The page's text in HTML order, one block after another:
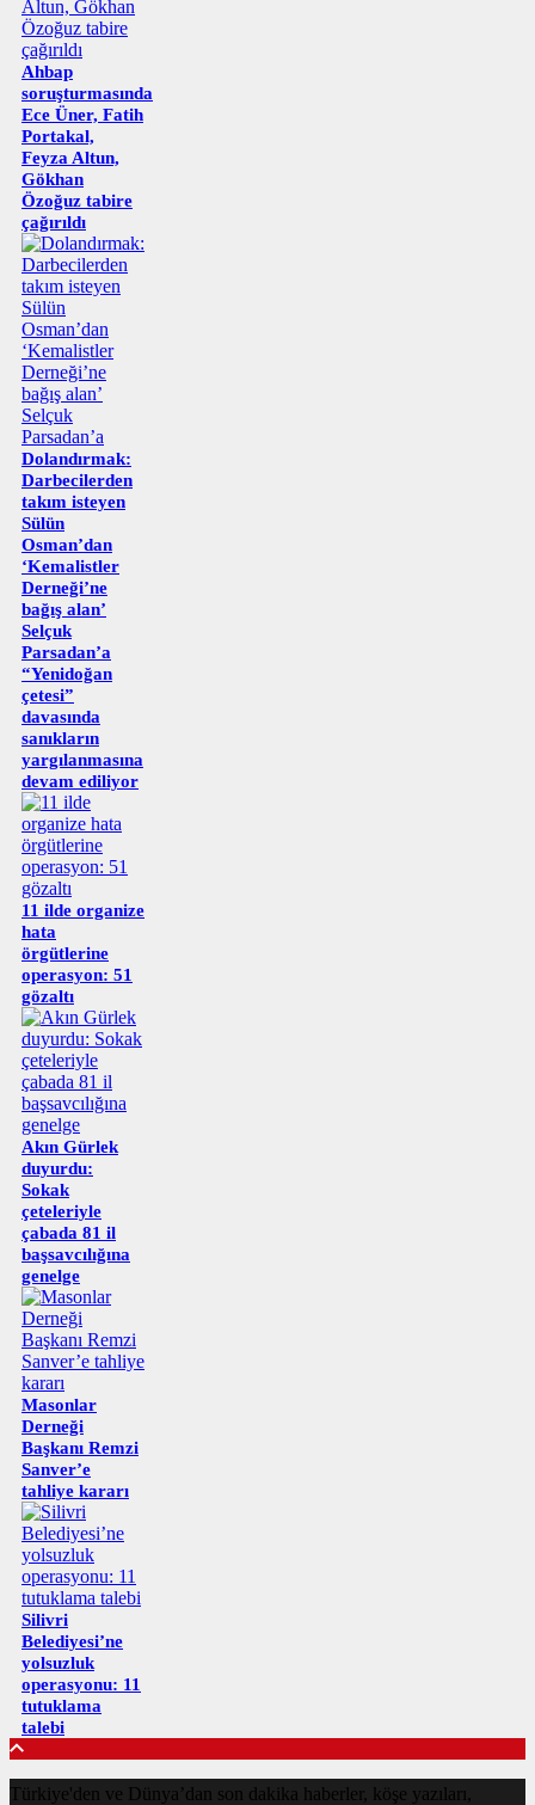
Ahbap
soruşturmasında
Ece Üner, Fatih
Portakal,
Feyza Altun,
Gökhan
Özoğuz tabire
çağırıldı
Dolandırmak:
Darbecilerden
takım isteyen
Sülün
Osman’dan
‘Kemalistler
Derneği’ne
bağış alan’
Selçuk
Parsadan’a
“Yenidoğan
çetesi”
davasında
sanıkların
yargılanmasına
devam ediliyor
11 ilde organize
hata
örgütlerine
operasyon: 51
gözaltı
Akın Gürlek
duyurdu:
Sokak
çeteleriyle
çabada 81 il
başsavcılığına
genelge
Masonlar
Derneği
Başkanı Remzi
Sanver’e
tahliye kararı
Silivri
Belediyesi’ne
yolsuzluk
operasyonu: 11
tutuklama
talebi
Türkiye'den ve Dünya’dan son dakika haberler, köşe yazıları,